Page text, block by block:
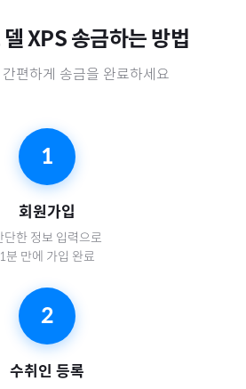
델 XPS 송금하는 방법
편하게 송금을 완료하세요
1
회원가입
단한 정보 입력으로
1분 만에 가입 완료
2
수취인 등록